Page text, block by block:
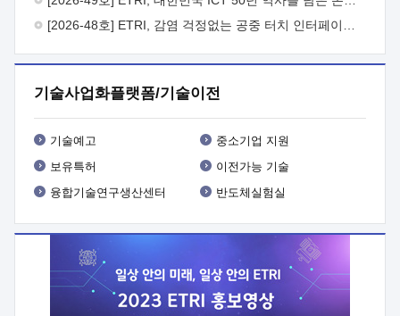
제작광소자응용B광 센서 및 응용 시스템시스템 제어 및 데이터
처리FPGA 제어, VHDL 프로그램 개발Labview, Python, C
임2) 대상인력 B 상세이력 3. 신청방법 및 향후일정 등 
제출  문 의 처: ETRI사업화본부 기업성장지원부
현장지원 신청서 (기업)
기술사업화플랫폼/기술이전
기술예고
중소기업 지원
보유특허
이전가능 기술
융합기술연구생산센터
반도체실험실